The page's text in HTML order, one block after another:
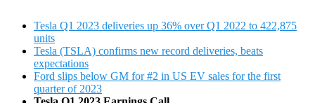
Tesla Q1 2023 deliveries up 36% over Q1 2022 to 422,875
units
Tesla (TSLA) confirms new record deliveries, beats
expectations
Ford slips below GM for #2 in US EV sales for the first
quarter of 2023